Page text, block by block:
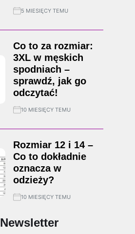
5 MIESIĘCY TEMU
Co to za rozmiar:
3XL w męskich
spodniach –
sprawdź, jak go
odczytać!
10 MIESIĘCY TEMU
Rozmiar 12 i 14 –
Co to dokładnie
oznacza w
odzieży?
10 MIESIĘCY TEMU
Newsletter